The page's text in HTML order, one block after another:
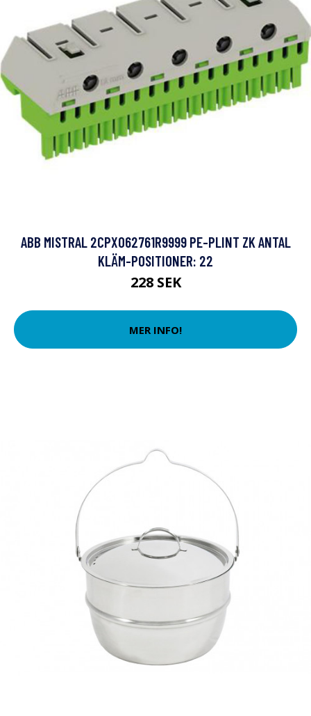
ABB MISTRAL 2CPX062761R9999 PE-PLINT ZK ANTAL
KLÄM-POSITIONER: 22
228 SEK
MER INFO!